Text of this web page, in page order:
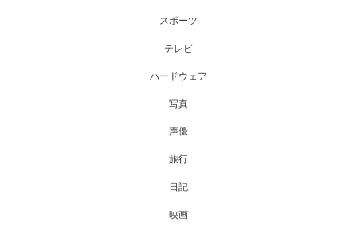
スポーツ
テレビ
ハードウェア
写真
声優
旅行
日記
映画